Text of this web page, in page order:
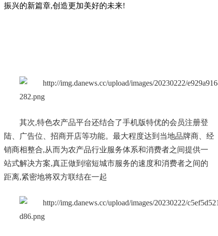
振兴的新篇章,创造更加美好的未来!
其次,特色农产品平台还结合了手机版特优的会员注册登
陆、广告位、招商开店等功能。最大程度达到当地品牌商、经
销商相整合,从而为农产品行业服务体系和消费者之间提供一
站式解决方案,真正做到缩短城市服务的速度和消费者之间的
距离,紧密地将双方联结在一起